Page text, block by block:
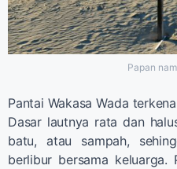
Papan
Pantai Wakasa Wada
Dasar lautnya rata dan
batu, atau sampah,
berlibur bersama